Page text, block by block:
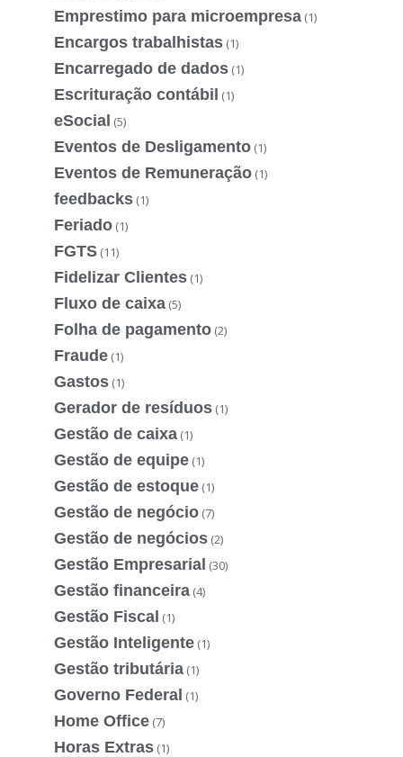
Emprestimo para microempresa (1)
Encargos trabalhistas (1)
Encarregado de dados (1)
Escrituração contábil (1)
eSocial (5)
Eventos de Desligamento (1)
Eventos de Remuneração (1)
feedbacks (1)
Feriado (1)
FGTS (11)
Fidelizar Clientes (1)
Fluxo de caixa (5)
Folha de pagamento (2)
Fraude (1)
Gastos (1)
Gerador de resíduos (1)
Gestão de caixa (1)
Gestão de equipe (1)
Gestão de estoque (1)
Gestão de negócio (7)
Gestão de negócios (2)
Gestão Empresarial (30)
Gestão financeira (4)
Gestão Fiscal (1)
Gestão Inteligente (1)
Gestão tributária (1)
Governo Federal (1)
Home Office (7)
Horas Extras (1)